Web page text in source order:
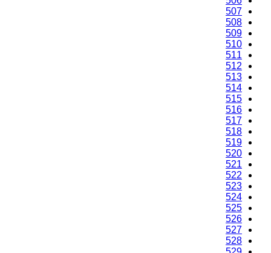
507
508
509
510
511
512
513
514
515
516
517
518
519
520
521
522
523
524
525
526
527
528